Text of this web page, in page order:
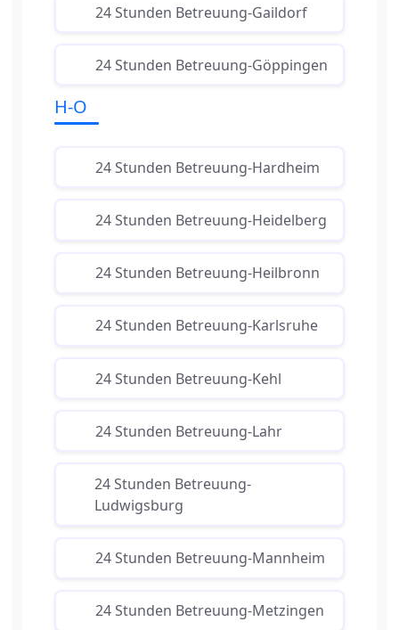
24 Stunden Betreuung-Gaildorf
24 Stunden Betreuung-Göppingen
H-O
24 Stunden Betreuung-Hardheim
24 Stunden Betreuung-Heidelberg
24 Stunden Betreuung-Heilbronn
24 Stunden Betreuung-Karlsruhe
24 Stunden Betreuung-Kehl
24 Stunden Betreuung-Lahr
24 Stunden Betreuung-
Ludwigsburg
24 Stunden Betreuung-Mannheim
24 Stunden Betreuung-Metzingen